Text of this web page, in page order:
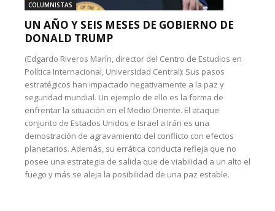
COLUMNISTAS
UN AÑO Y SEIS MESES DE GOBIERNO DE
DONALD TRUMP
(Edgardo Riveros Marín, director del Centro de Estudios en
Política Internacional, Universidad Central): Sus pasos
estratégicos han impactado negativamente a la paz y
seguridad mundial. Un ejemplo de ello es la forma de
enfrentar la situación en el Medio Oriente. El ataque
conjunto de Estados Unidos e Israel a Irán es una
demostración de agravamiento del conflicto con efectos
planetarios. Además, su errática conducta refleja que no
posee una estrategia de salida que de viabilidad a un alto el
fuego y más se aleja la posibilidad de una paz estable.